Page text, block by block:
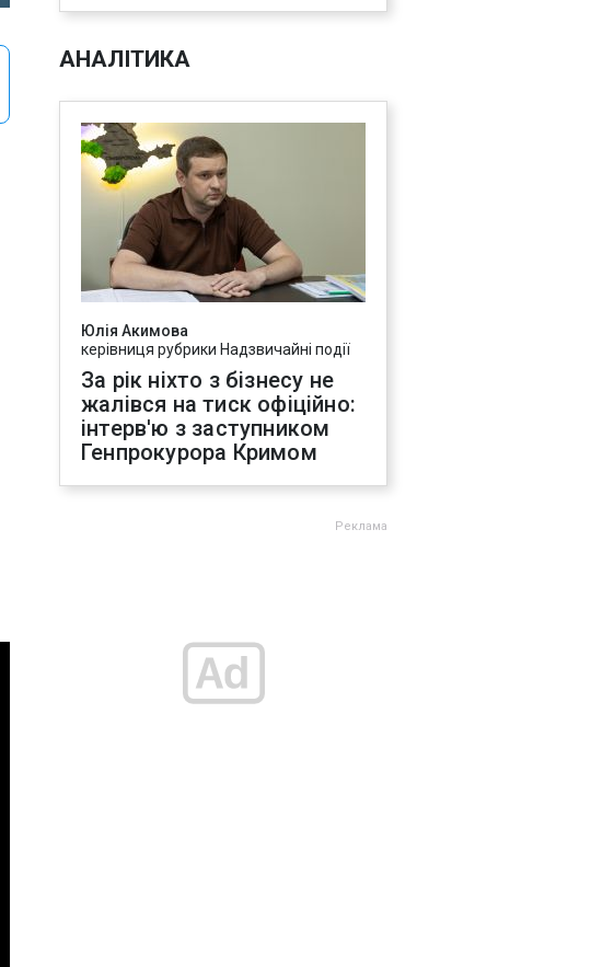
АНАЛІТИКА
Юлія Акимова
керівниця рубрики Надзвичайні події
За рік ніхто з бізнесу не
жалівся на тиск офіційно:
інтерв'ю з заступником
Генпрокурора Кримом